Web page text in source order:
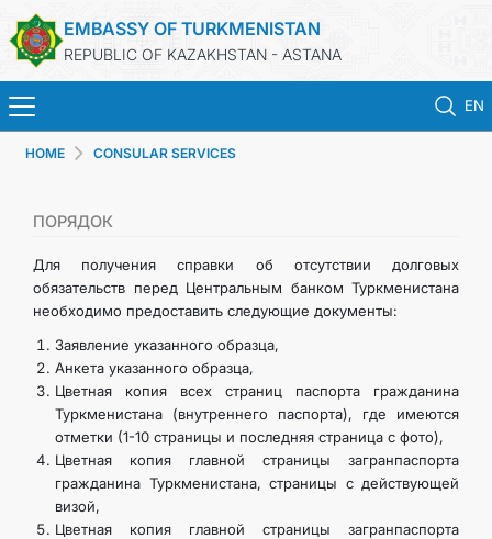
EMBASSY OF TURKMENISTAN
REPUBLIC OF KAZAKHSTAN - ASTANA
EN
HOME
TURKMENISTAN
CONSULAR SERVICES
MFA
CONTACT US
HOME CONSULAR SERVICES
ПОРЯДОК
Для получения справки об отсутствии долговых
обязательств перед Центральным банком Туркменистана
необходимо предоставить следующие документы:
Заявление указанного образца,
Анкета указанного образца,
Цветная копия всех страниц паспорта гражданина
Туркменистана (внутреннего паспорта), где имеются
отметки (1-10 страницы и последняя страница с фото),
Цветная копия главной страницы загранпаспорта
гражданина Туркменистана, страницы с действующей
визой,
Цветная копия главной страницы загранпаспорта